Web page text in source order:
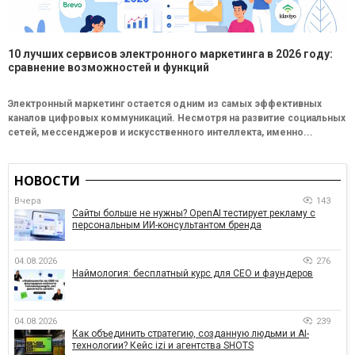
10 лучших сервисов электронного маркетинга в 2026 году:
сравнение возможностей и функций
Электронный маркетинг остается одним из самых эффективных
каналов цифровых коммуникаций. Несмотря на развитие социальных
сетей, мессенджеров и искусственного интеллекта, именно...
НОВОСТИ
Вчера 143
Сайты больше не нужны? OpenAI тестирует рекламу с
персональным ИИ-консультантом бренда
04.08.2026 276
Наймология: бесплатный курс для CEO и фаундеров
04.08.2026 239
Как объединить стратегию, созданную людьми и AI-
технологии? Кейс izi и агентства SHOTS